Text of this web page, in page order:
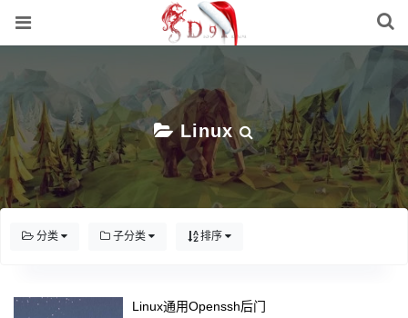
Linux
分类 子分类 排序
Linux通用openssh后门